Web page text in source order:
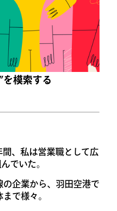
を模索する
、私は営業職として広
でいた。
企業から、羽田空港で
で様々。